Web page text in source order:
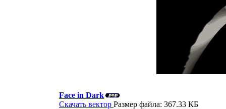
Face in Dark
Скачать вектор Размер файла: 367.33 КБ